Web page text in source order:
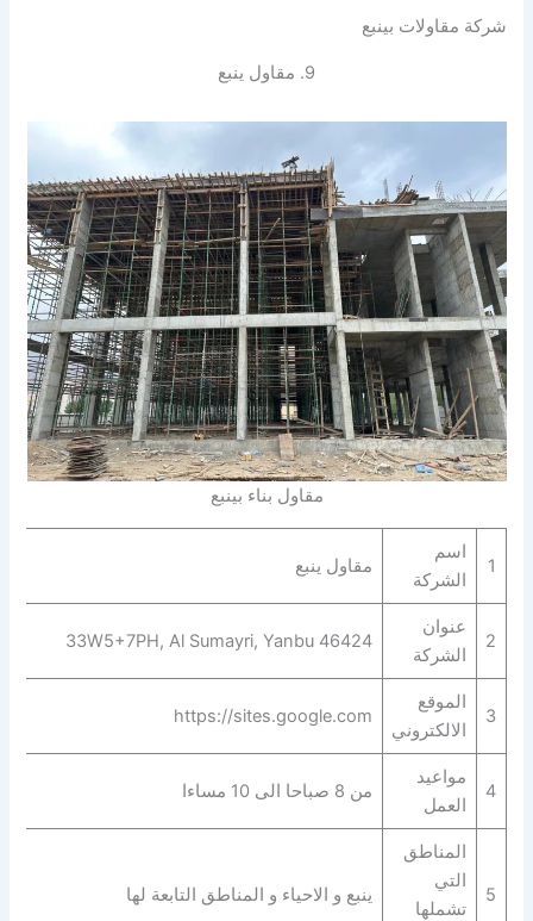
شركة مقاولات بينبع
9. مقاول ينبع
مقاول بناء بينبع
1
اسم
الشركة
مقاول ينبع
2
عنوان
الشركة
33W5+7PH, Al Sumayri, Yanbu 46424
3
الموقع
الالكتروني
https://sites.google.com
4
مواعيد
العمل
من 8 صباحا الى 10 مساءا
5
المناطق
التي
تشملها
ينبع و الاحياء و المناطق التابعة لها